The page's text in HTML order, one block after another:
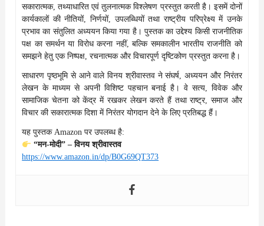
सकारात्मक, तथ्याधारित एवं तुलनात्मक विश्लेषण प्रस्तुत करती है। इसमें दोनों
कार्यकालों की नीतियों, निर्णयों, उपलब्धियों तथा राष्ट्रीय परिप्रेक्ष्य में उनके
प्रभाव का संतुलित अध्ययन किया गया है। पुस्तक का उद्देश्य किसी राजनीतिक
पक्ष का समर्थन या विरोध करना नहीं, बल्कि समकालीन भारतीय राजनीति को
समझने हेतु एक निष्पक्ष, रचनात्मक और विचारपूर्ण दृष्टिकोण प्रस्तुत करना है।
साधारण पृष्ठभूमि से आने वाले विनय श्रीवास्तव ने संघर्ष, अध्ययन और निरंतर
लेखन के माध्यम से अपनी विशिष्ट पहचान बनाई है। वे सत्य, विवेक और
सामाजिक चेतना को केंद्र में रखकर लेखन करते हैं तथा राष्ट्र, समाज और
विचार की सकारात्मक दिशा में निरंतर योगदान देने के लिए प्रतिबद्ध हैं।
यह पुस्तक Amazon पर उपलब्ध है:
“मन-मोदी” – विनय श्रीवास्तव
https://www.amazon.in/dp/B0G69QT373